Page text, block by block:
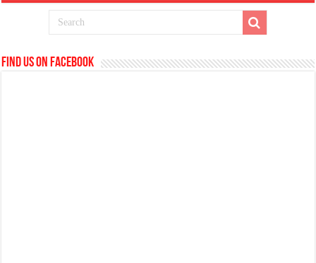
Find us on Facebook